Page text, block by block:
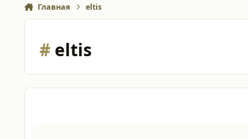
Главная eltis
#eltis